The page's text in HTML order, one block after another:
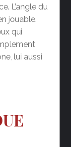
L’angle du
jouable.
qui
lui aussi